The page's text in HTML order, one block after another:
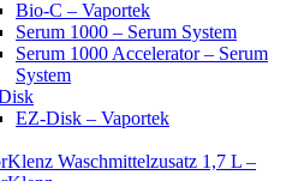
Bio-C – Vaportek
Serum 1000 – Serum System
Serum 1000 Accelerator – Serum
System
EZ-Disk – Vaportek
Waschmittelzusatz 1,7 L –